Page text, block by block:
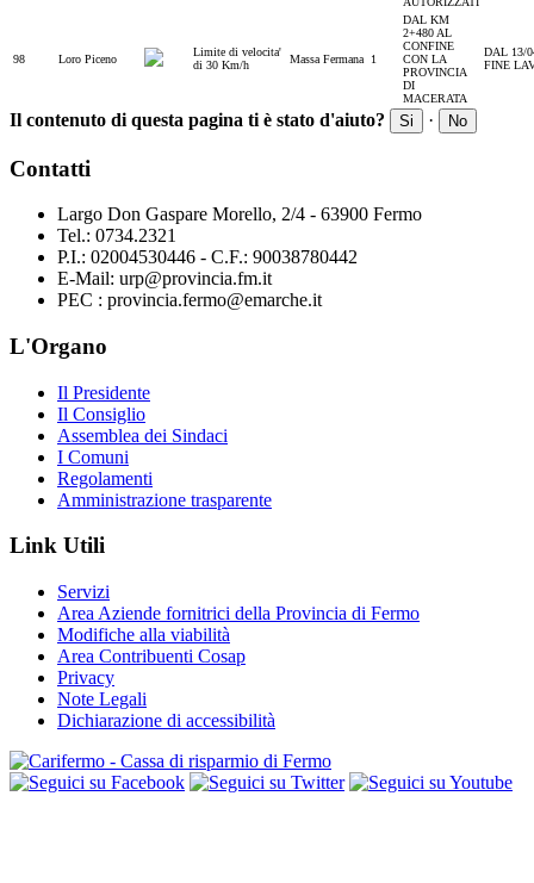
98 Loro Piceno
Limite di velocita'
di 30 Km/h
Massa Fermana 1
DAL KM
2+480 AL
CONFINE
CON LA
PROVINCIA
DI
MACERATA
DAL 13/
FINE
Il contenuto di questa pagina ti è stato d'aiuto? Si · No
Contatti
Largo Don Gaspare Morello, 2/4 - 63900 Fermo
Tel.: 0734.2321
P.I.: 02004530446 - C.F.: 90038780442
E-Mail: urp@provincia.fm.it
PEC : provincia.fermo@emarche.it
L'Organo
Il Presidente
Il Consiglio
Assemblea dei Sindaci
I Comuni
Regolamenti
Amministrazione trasparente
Link Utili
Servizi
Area Aziende fornitrici della Provincia di Fermo
Modifiche alla viabilità
Area Contribuenti Cosap
Privacy
Note Legali
Dichiarazione di accessibilità